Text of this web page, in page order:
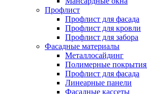
Профлист
Профлист для фасада
Профлист для кровли
Профлист для забора
Фасадные материалы
Металлосайдинг
Полимерные покрытия
Профлист для фасада
Линеарные панели
Фасадные кассеты